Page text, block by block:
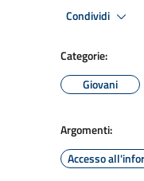
Condividi
Categorie:
Giovani
Argomenti:
Accesso